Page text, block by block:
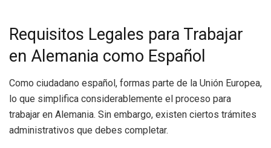
Requisitos Legales para Trabajar
en Alemania como Español
Como ciudadano español, formas parte de la Unión Europea,
lo que simplifica considerablemente el proceso para
trabajar en Alemania. Sin embargo, existen ciertos trámites
administrativos que debes completar.